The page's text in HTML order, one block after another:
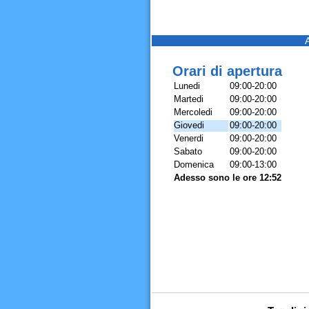
Orari di apertura
Lunedi
09:00-20:00
Martedi
09:00-20:00
Mercoledi
09:00-20:00
Giovedi
09:00-20:00
Venerdi
09:00-20:00
Sabato
09:00-20:00
Domenica
09:00-13:00
Adesso sono le ore 12:52